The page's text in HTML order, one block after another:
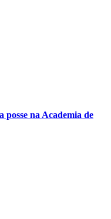
na Academia de